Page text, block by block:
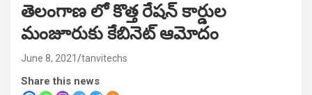
తెలంగాణ లో కొత్త రేషన్‌ కార్డుల
మంజూరుకు కేబినెట్‌ ఆమోదం
June 8, 2021 tanvitechs
Share this news